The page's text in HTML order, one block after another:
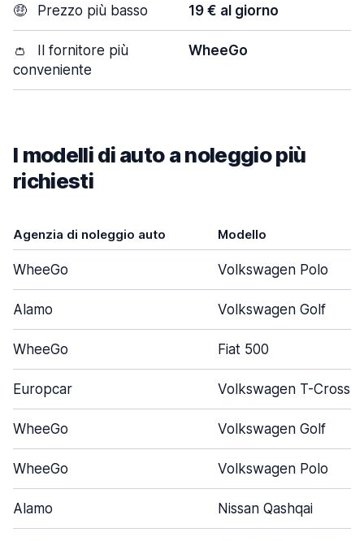
🤑 Prezzo più basso 19 € al giorno
👛
Il fornitore più
conveniente
WheeGo
I modelli di auto a noleggio più
richiesti
Agenzia di noleggio auto Modello
WheeGo Volkswagen Polo
Alamo Volkswagen Golf
WheeGo Fiat 500
Europcar Volkswagen T-Cross
WheeGo Volkswagen Golf
WheeGo Volkswagen Polo
Alamo Nissan Qashqai